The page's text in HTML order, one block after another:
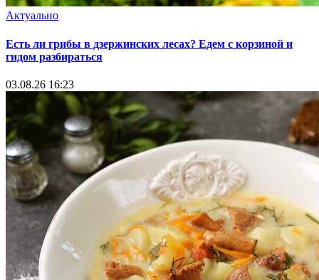
Актуально
Есть ли грибы в дзержинских лесах? Едем с корзиной и
гидом разбираться
03.08.26 16:23